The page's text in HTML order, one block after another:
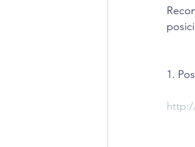
1.